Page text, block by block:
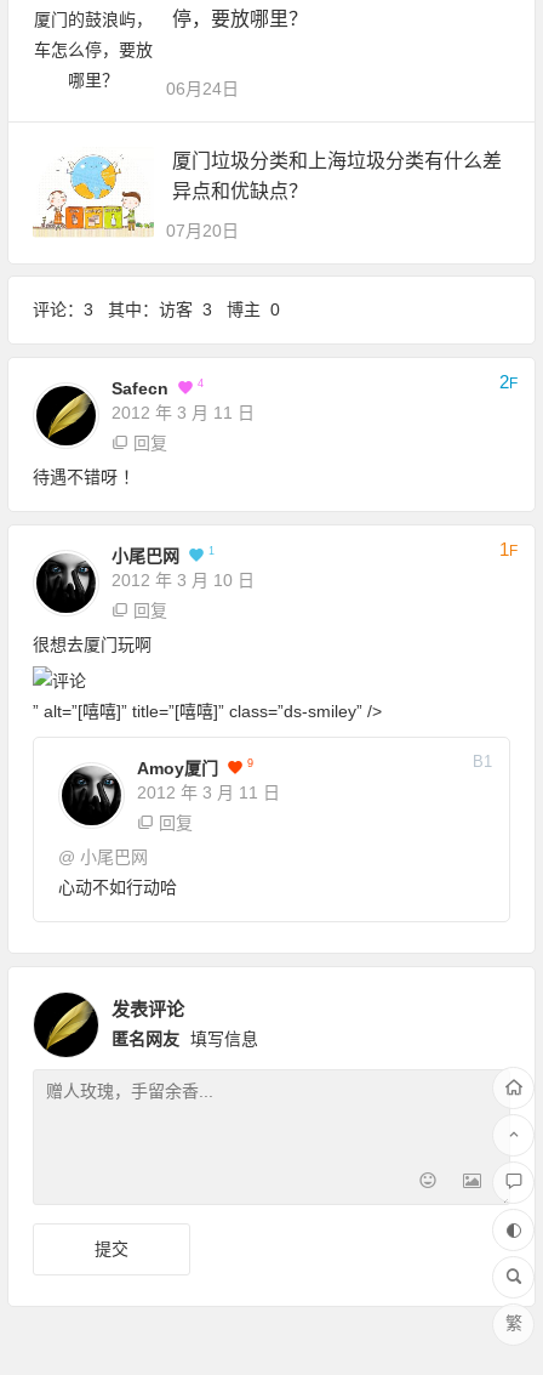
停，要放哪里？
06月24日
厦门垃圾分类和上海垃圾分类有什么差
异点和优缺点？
07月20日
评论：3 其中：访客 3 博主 0
Safecn 4
2012 年 3 月 11 日
2F
回复
待遇不错呀 ！
小尾巴网 1
2012 年 3 月 10 日
1F
回复
很想去厦门玩啊
” alt=”[嘻嘻]” title=”[嘻嘻]” class=”ds-smiley” />
Amoy厦门 9
2012 年 3 月 11 日
B1
回复
@ 小尾巴网
心动不如行动哈
发表评论
匿名网友 填写信息
繁